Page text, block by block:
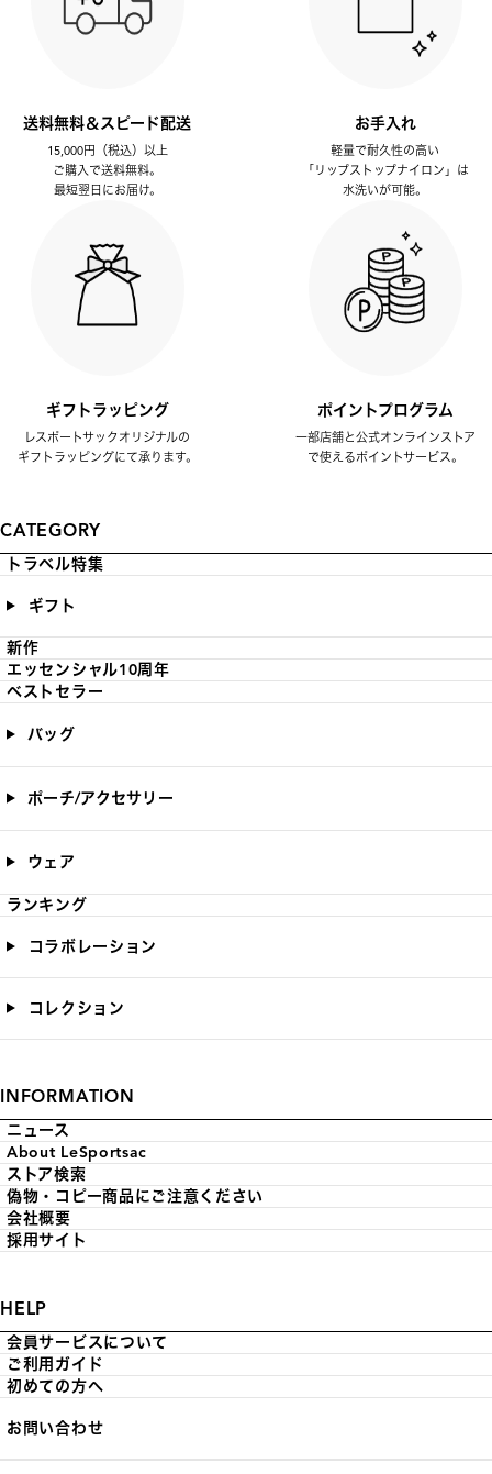
送料無料＆スピード配送
15,000円（税込）以上
ご購入で送料無料。
最短翌日にお届け。
お手入れ
軽量で耐久性の高い
「リップストップナイロン」は
水洗いが可能。
ギフトラッピング
レスポートサックオリジナルの
ギフトラッピングにて承ります。
ポイントプログラム
一部店舗と公式オンラインストア
で使えるポイントサービス。
CATEGORY
トラベル特集
ギフト
新作
エッセンシャル10周年
ベストセラー
バッグ
ポーチ/アクセサリー
ウェア
ランキング
コラボレーション
コレクション
INFORMATION
ニュース
About LeSportsac
ストア検索
偽物・コピー商品にご注意ください
会社概要
採用サイト
HELP
会員サービスについて
ご利用ガイド
初めての方へ
お問い合わせ